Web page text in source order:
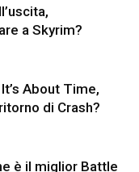
a Skyrim?
About Time,
di Crash?
è il miglior Battle